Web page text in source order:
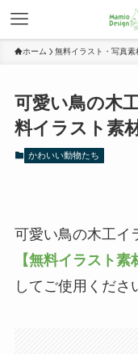
ホーム 無料イラスト・写真素
可愛い鳥の木
料イラスト素
かわいい動物たち
可愛い鳥の木工イ
【無料イラスト素
してご使用くださ